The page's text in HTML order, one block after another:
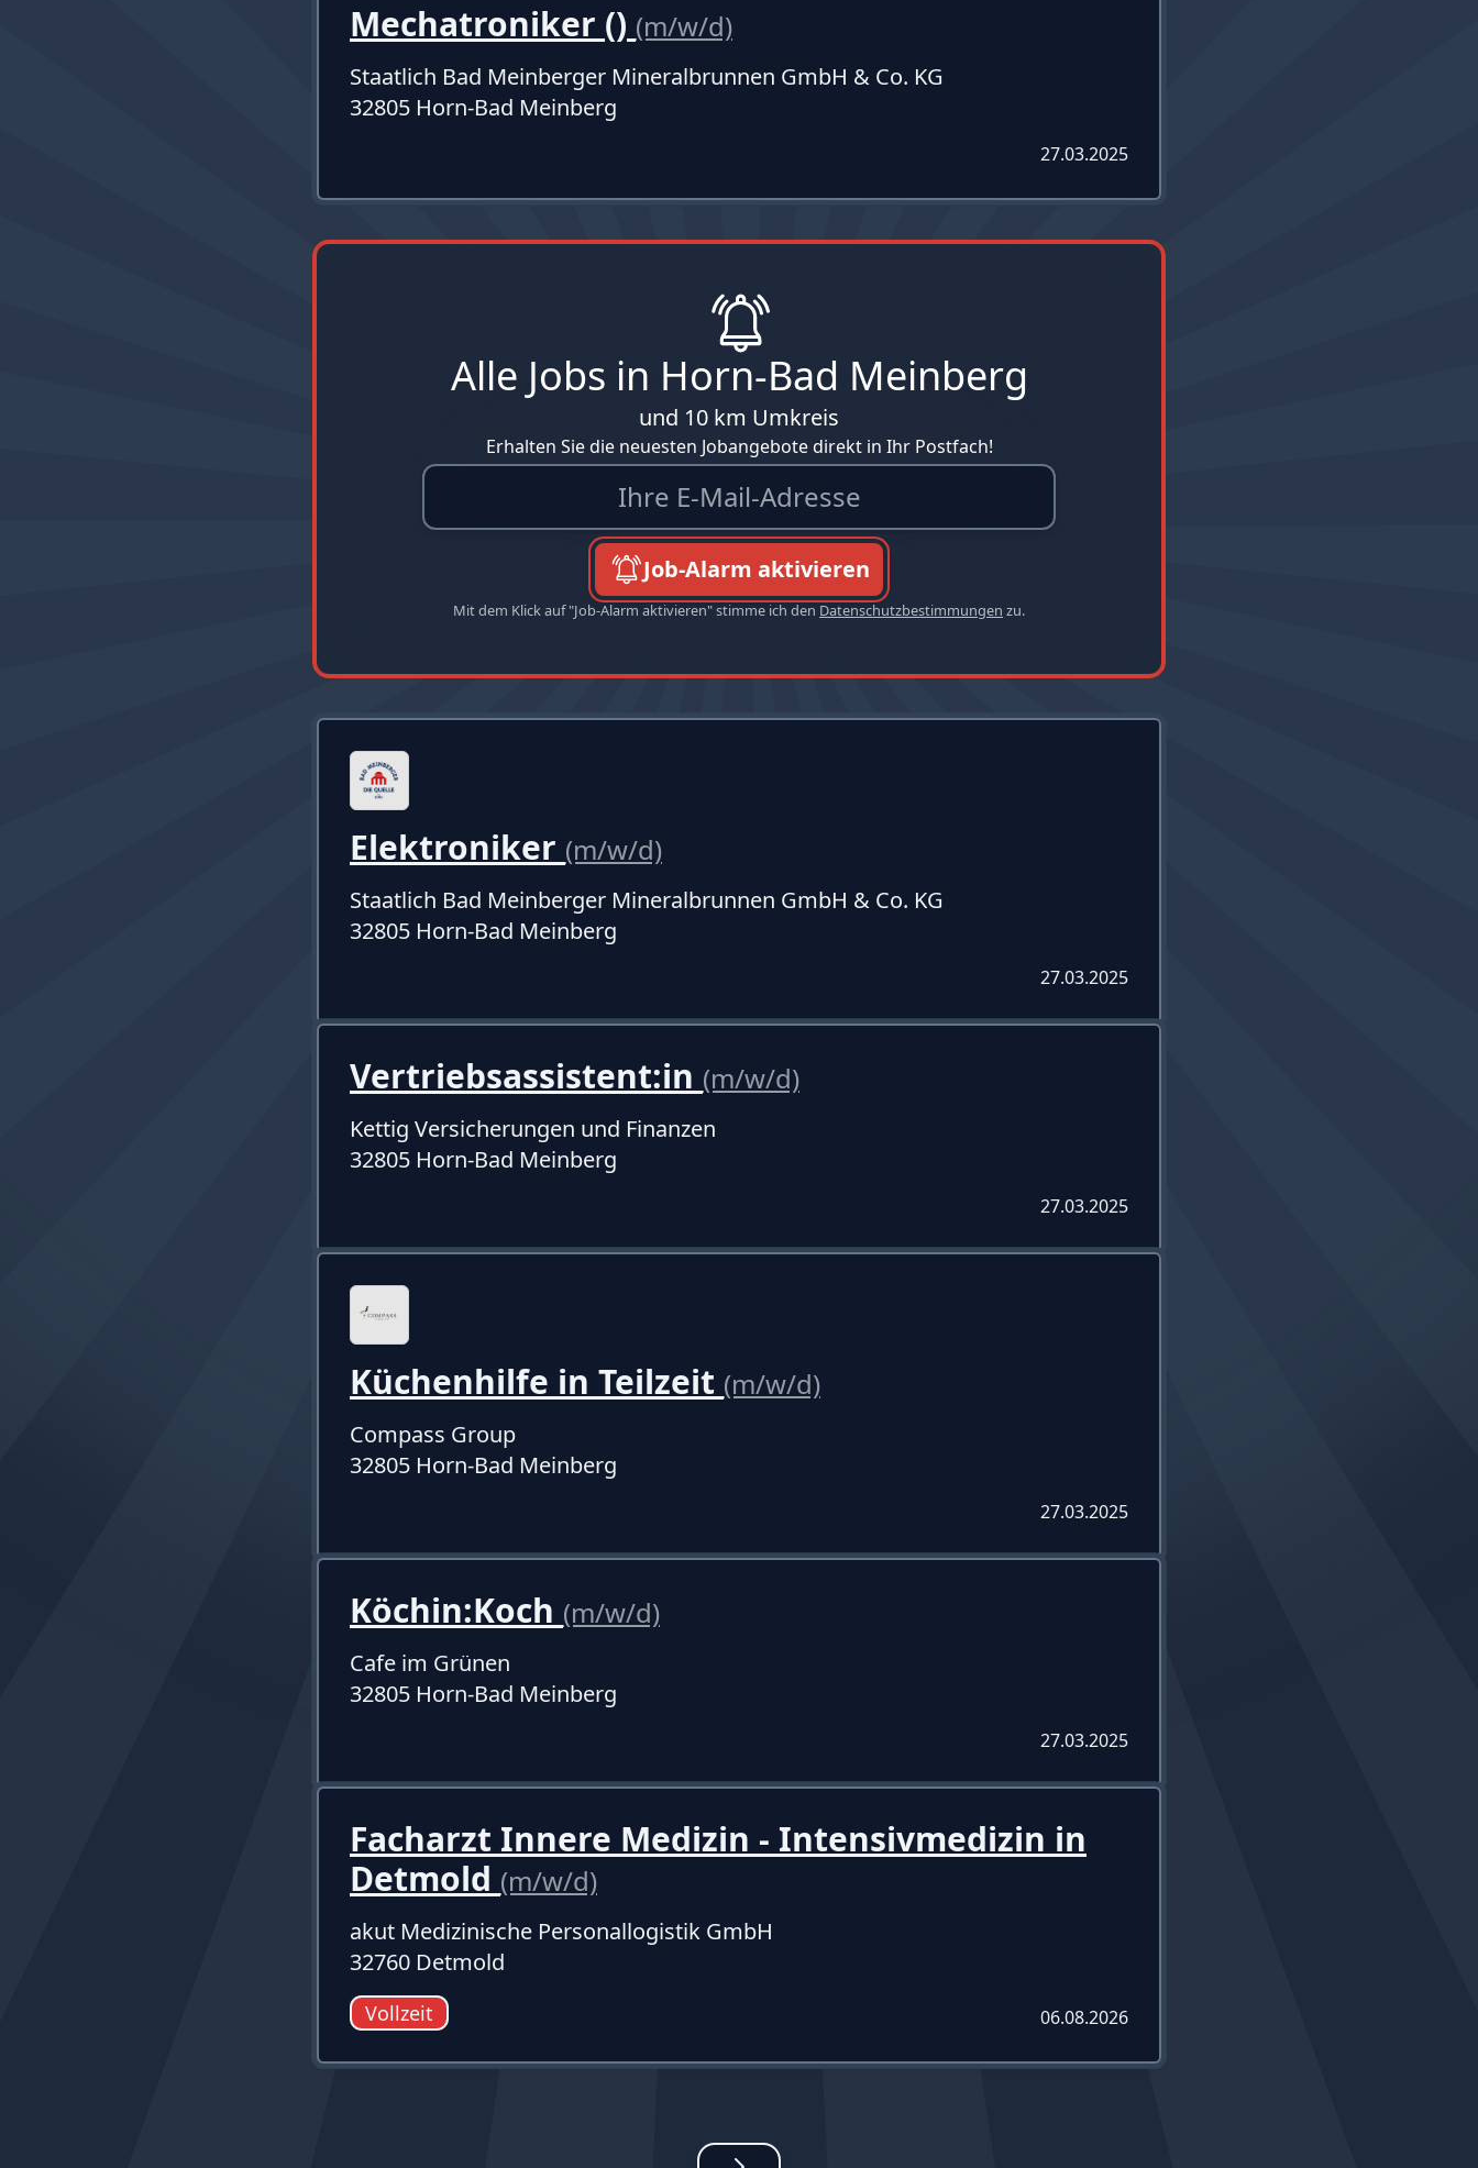
Mechatroniker () (m/w/d)
Staatlich Bad Meinberger Mineralbrunnen GmbH & Co. KG
32805 Horn-Bad Meinberg
27.03.2025
Alle Jobs in Horn-Bad Meinberg
und 10 km Umkreis
Erhalten Sie die neuesten Jobangebote direkt in Ihr Postfach!
Job-Alarm aktivieren
Mit dem Klick auf "Job-Alarm aktivieren" stimme ich den Datenschutzbestimmungen zu.
Elektroniker (m/w/d)
Staatlich Bad Meinberger Mineralbrunnen GmbH & Co. KG
32805 Horn-Bad Meinberg
27.03.2025
Vertriebsassistent:in (m/w/d)
Kettig Versicherungen und Finanzen
32805 Horn-Bad Meinberg
27.03.2025
Küchenhilfe in Teilzeit (m/w/d)
Compass Group
32805 Horn-Bad Meinberg
27.03.2025
Köchin:Koch (m/w/d)
Cafe im Grünen
32805 Horn-Bad Meinberg
27.03.2025
Facharzt Innere Medizin - Intensivmedizin in
Detmold (m/w/d)
akut Medizinische Personallogistik GmbH
32760 Detmold
Vollzeit 06.08.2026